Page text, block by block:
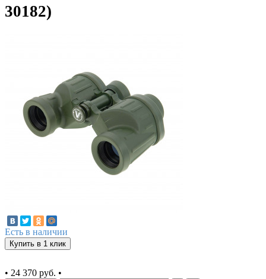
30182)
Есть в наличии
Купить в 1 клик
• 24 370 руб. •